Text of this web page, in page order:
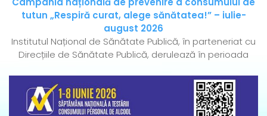
tutun „Respiră curat, alege sănătatea!” – iulie-
august 2026
Institutul Național de Sănătate Publică, în parteneriat cu
Direcțiile de Sănătate Publică, derulează în perioada